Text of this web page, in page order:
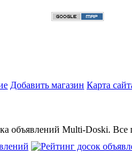
Добавить магазин Карта
объявлений Multi-Doski.